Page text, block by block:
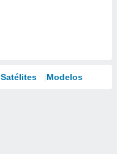
Satélites Modelos